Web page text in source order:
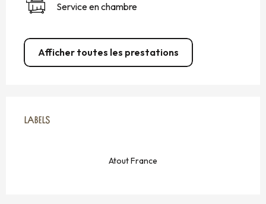
Service en chambre
Afficher toutes les prestations
LABELS
LABELS
Atout France